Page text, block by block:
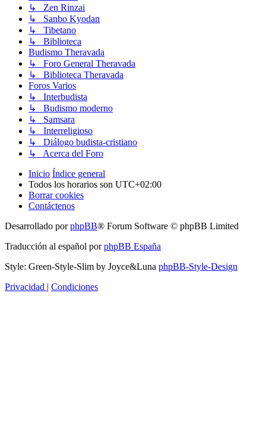
↳ Zen Rinzai
↳ Sanbo Kyodan
↳ Tibetano
↳ Biblioteca
Budismo Theravada
↳ Foro General Theravada
↳ Biblioteca Theravada
Foros Varios
↳ Interbudista
↳ Budismo moderno
↳ Samsara
↳ Interreligioso
↳ Diálogo budista-cristiano
↳ Acerca del Foro
Inicio Índice general
Todos los horarios son UTC+02:00
Borrar cookies
Contáctenos
Desarrollado porphpBB® Forum Software © phpBB Limited
Traducción al español porphpBB España
Style: Green-Style-Slim by Joyce&Luna phpBB-Style-Design
Privacidad | Condiciones